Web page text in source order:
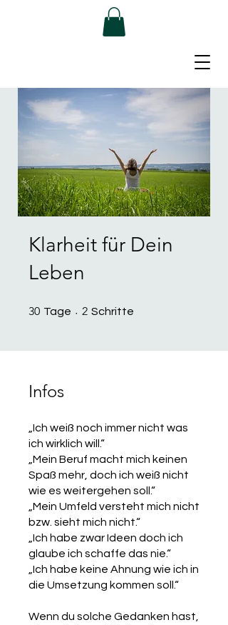
Klarheit für Dein
Leben
30 Tage 30 Tage
2 Schritte
Infos
„Ich weiß noch immer nicht was
ich wirklich will.“
„Mein Beruf macht mich keinen
Spaß mehr, doch ich weiß nicht
wie es weitergehen soll.“
„Mein Umfeld versteht mich nicht
bzw. sieht mich nicht.“
„Ich habe zwar Ideen doch ich
glaube ich schaffe das nie.“
„Ich habe keine Ahnung wie ich in
die Umsetzung kommen soll.“
Wenn du solche Gedanken hast,